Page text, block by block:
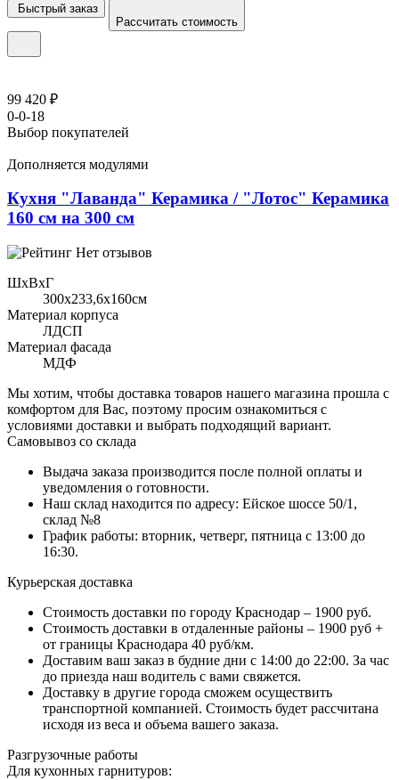
Быстрый заказ
Рассчитать стоимость
99 420 ₽
0-0-18
Выбор покупателей
Дополняется модулями
Кухня "Лаванда" Керамика / "Лотос" Керамика
160 см на 300 см
Нет отзывов
ШхВхГ
300x233,6х160см
Материал корпуса
ЛДСП
Материал фасада
МДФ
Мы хотим, чтобы доставка товаров нашего магазина прошла с
комфортом для Вас, поэтому просим ознакомиться с
условиями доставки и выбрать подходящий вариант.
Самовывоз со склада
Выдача заказа производится после полной оплаты и
уведомления о готовности.
Наш склад находится по адресу: Ейское шоссе 50/1,
склад №8
График работы: вторник, четверг, пятница с 13:00 до
16:30.
Курьерская доставка
Стоимость доставки по городу Краснодар – 1900 руб.
Стоимость доставки в отдаленные районы – 1900 руб +
от границы Краснодара 40 руб/км.
Доставим ваш заказ в будние дни с 14:00 до 22:00. За час
до приезда наш водитель с вами свяжется.
Доставку в другие города сможем осуществить
транспортной компанией. Стоимость будет рассчитана
исходя из веса и объема вашего заказа.
Разгрузочные работы
Для кухонных гарнитуров: